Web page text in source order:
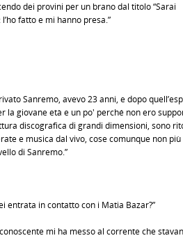
dei provini per un brano dal titolo “Sarai
l’ho fatto e mi hanno presa.”
Sanremo, avevo 23 anni, e dopo
la giovane età e un po' perché non ero
discografica di grandi dimensioni, sono
e musica dal vivo, cose comunque non
di Sanremo.”
entrata in contatto con i Matia Bazar?”
mi ha messo al corrente che